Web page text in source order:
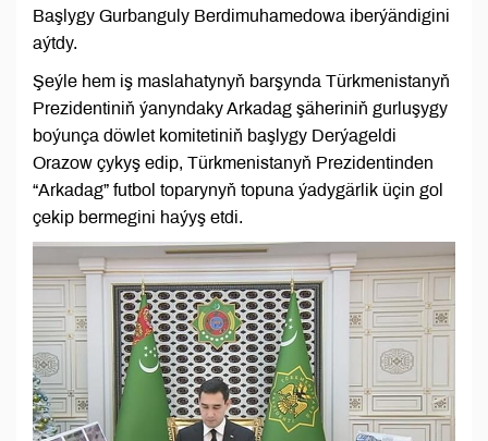
Başlygy Gurbanguly Berdimuhamedowa iberýändigini
aýtdy.
Şeýle hem iş maslahatynyň barşynda Türkmenistanyň
Prezidentiniň ýanyndaky Arkadag şäheriniň gurluşygy
boýunça döwlet komitetiniň başlygy Derýageldi
Orazow çykyş edip, Türkmenistanyň Prezidentinden
“Arkadag” futbol toparynyň topuna ýadygärlik üçin gol
çekip bermegini haýyş etdi.